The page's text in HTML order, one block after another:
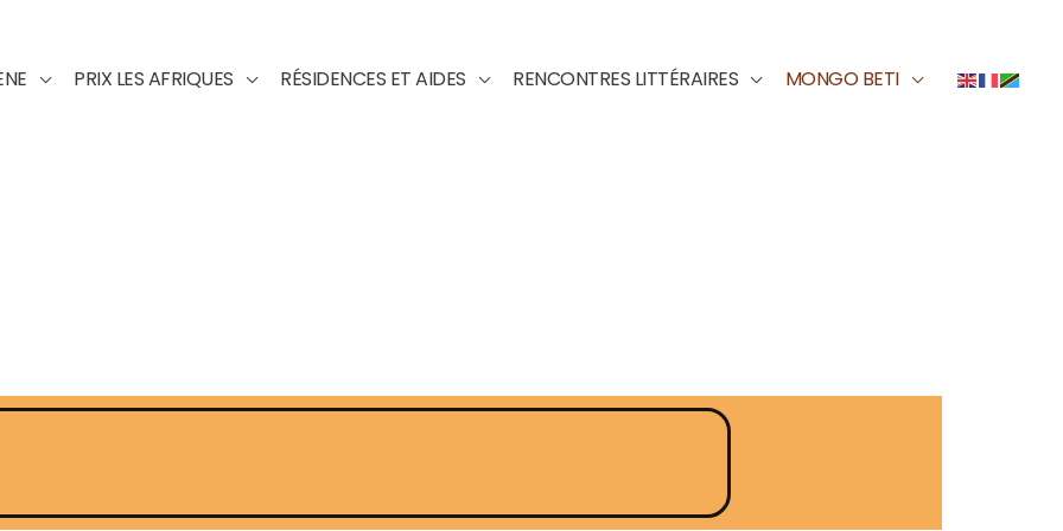
PRIX LES AFRIQUES RÉSIDENCES ET AIDES RENCONTRES LITTÉRAIRES MONGO BETI